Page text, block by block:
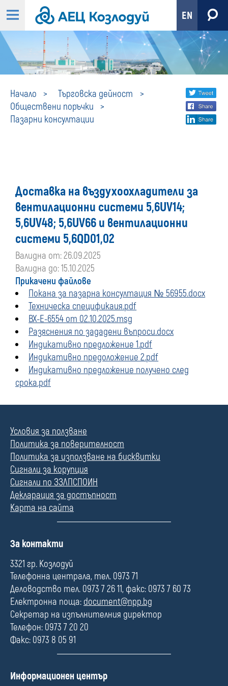
EN
Начало
Търговска дейност
Обществени поръчки
Пазарни консултации
Пазарни
консултации
Share
social
Доставка на въздухоохладители за
вентилационни системи 5,6UV14;
5,6UV48; 5,6UV66 и вентилационни
системи 5,6QD01,02
Валидна от: 26.09.2025
Валидна до: 15.10.2025
Прикачени файлове
Покана за пазарна консултация № 56955.docx
Техническа спецификаия.pdf
ВХ-Е-6554 от 02.10.2025.msg
Разяснения по зададени въпроси.docx
Индикативно предложение 1.pdf
Индикативно предоложение 2.pdf
Индикативно предложение получено след
срока.pdf
Условия за ползване
Политика за поверителност
Политика за използване на бисквитки
Сигнали за корупция
Сигнали по ЗЗЛПСПОИН
Декларация за достъпност
Карта на сайта
П
л
е
За контакти
3321 гр. Козлодуй
Телефонна централа, тел. 0973 71
Деловодство тел. 0973 7 26 11, факс: 0973 7 60 73
Електронна поща: document@npp.bg
Секретар на изпълнителния директор
Телефон: 0973 7 20 20
Факс: 0973 8 05 91
П
Информационен център